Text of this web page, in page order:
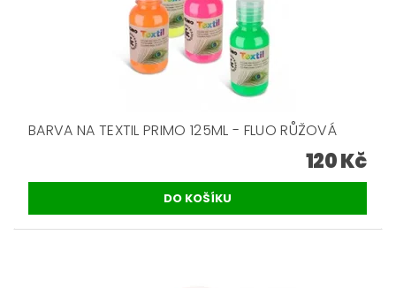
BARVA NA TEXTIL PRIMO 125ML - FLUO RŮŽOVÁ
120 Kč